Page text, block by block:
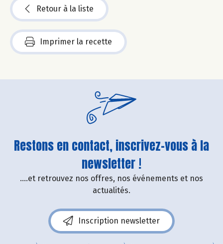
Retour à la liste
Imprimer la recette
Restons en contact, inscrivez-vous à la
newsletter !
....et retrouvez nos offres, nos événements et nos
actualités.
Inscription newsletter